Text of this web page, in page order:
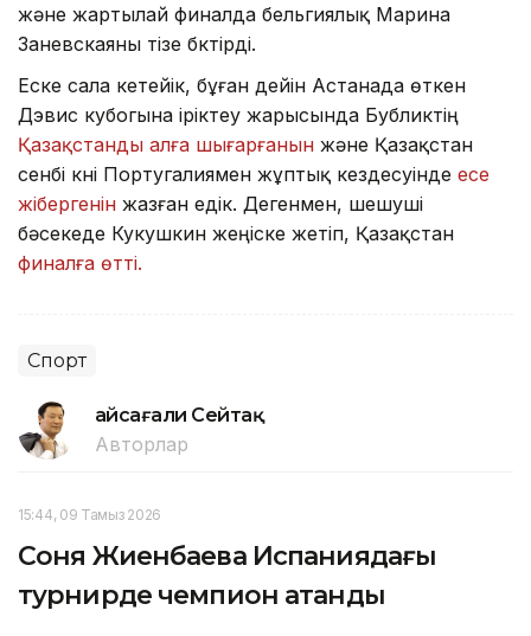
және жартылай финалда бельгиялық Марина
Заневскаяны тізе бүктірді.
Еске сала кетейік, бұған дейін Астанада өткен
Дэвис кубогына іріктеу жарысында Бубликтің
Қазақстанды алға шығарғанын және Қазақстан
сенбі күні Португалиямен жұптық кездесуінде есе
жібергенін жазған едік. Дегенмен, шешуші
бәсекеде Кукушкин жеңіске жетіп, Қазақстан
финалға өтті.
Спорт
Ғайсағали Сейтақ
Авторлар
15:44, 09 Тамыз 2026
Соня Жиенбаева Испаниядағы
турнирде чемпион атанды